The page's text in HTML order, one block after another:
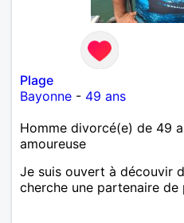
Plage
Bayonne - 49 ans
Homme divorcé(e) de 49
amoureuse
Je suis ouvert à découvir
cherche une partenaire de